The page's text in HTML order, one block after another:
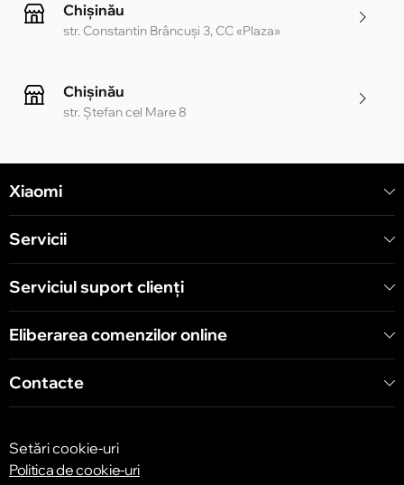
Chișinău
str. Constantin Brâncuși 3, CC «Plaza»
Chișinău
str. Ștefan cel Mare 8
Chișinău
str. Arborilor 21, CC «Shopping MallDova»
Xiaomi
Servicii
Serviciul suport clienţi
Eliberarea comenzilor online
Contacte
Setări cookie-uri
Politica de cookie-uri